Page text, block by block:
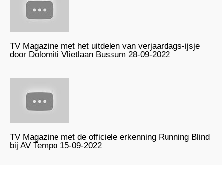
TV Magazine met het uitdelen van verjaardags-ijsje
door Dolomiti Vlietlaan Bussum 28-09-2022
TV Magazine met de officiele erkenning Running Blind
bij AV Tempo 15-09-2022